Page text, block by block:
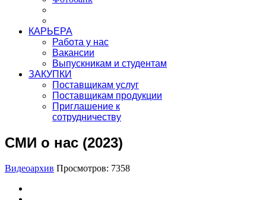
КАРЬЕРА
Работа у нас
Вакансии
Выпускникам и студентам
ЗАКУПКИ
Поставщикам услуг
Поставщикам продукции
Приглашение к
сотрудничеству
СМИ о нас (2023)
Видеоархив Просмотров: 7358